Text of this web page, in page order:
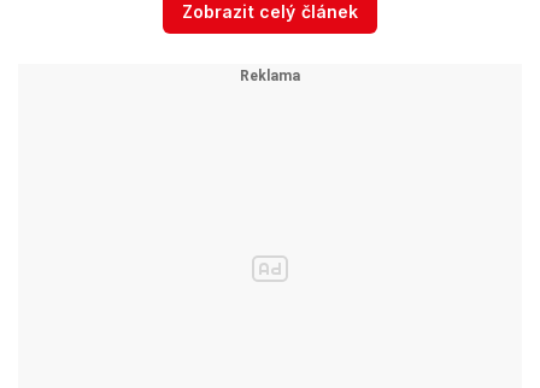
kriminálka Otakara zadržela v hospodě, kam
chodil, a pražská policie ho následně obvinila
Zobrazit celý článek